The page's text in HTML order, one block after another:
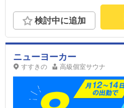
検討中に追加
ニューヨーカー
すすきの 高級個室サウナ